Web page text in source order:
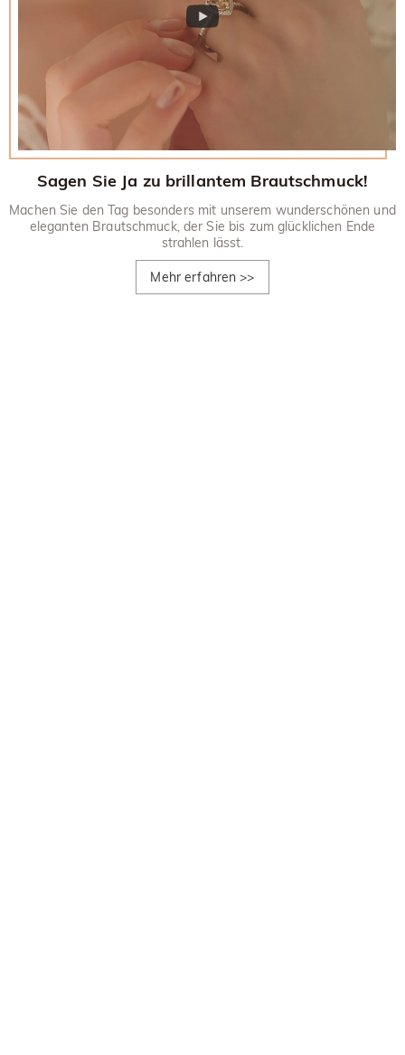
Sagen Sie Ja zu brillantem Brautschmuck!
Machen Sie den Tag besonders mit unserem wunderschönen und
eleganten Brautschmuck, der Sie bis zum glücklichen Ende
strahlen lässt.
Mehr erfahren >>